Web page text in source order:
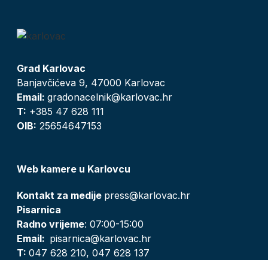
Grad Karlovac
Banjavčićeva 9, 47000 Karlovac
Email: gradonacelnik@karlovac.hr
T: +385 47 628 111
OIB: 25654647153
Web kamere u Karlovcu
Kontakt za medije press@karlovac.hr
Pisarnica
Radno vrijeme: 07:00-15:00
Email: pisarnica@karlovac.hr
T: 047 628 210, 047 628 137